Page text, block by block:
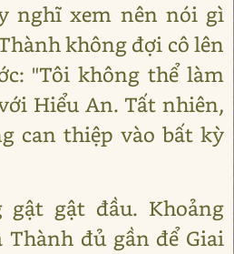
nghĩ xem nên nói gì
không đợi cô lên
"Tôi không thể làm
Hiểu An. Tất nhiên,
can thiệp vào bất kỳ
gật đầu. Khoảng
Thành đủ gần để Giai